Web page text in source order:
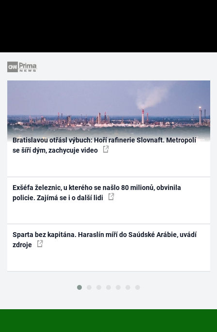
Bratislavou otřásl výbuch: Hoří rafinerie Slovnaft. Metropolí
se šíří dým, zachycuje video
Exšéfa železnic, u kterého se našlo 80 milionů, obvinila
policie. Zajímá se i o další lidi
Sparta bez kapitána. Haraslín míří do Saúdské Arábie, uvádí
zdroje